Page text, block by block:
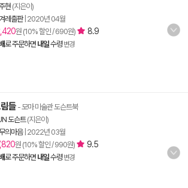
현(지은이)
레출판| 2020년 04월
원 (10% 할인 / 690원) 8.9
로 주문하면 내일수령 변경
들 - 모마 미술관 도슨트북
도슨트(지은이)
의마음| 2022년 03월
원 (10% 할인 / 990원) 9.5
로 주문하면 내일수령 변경